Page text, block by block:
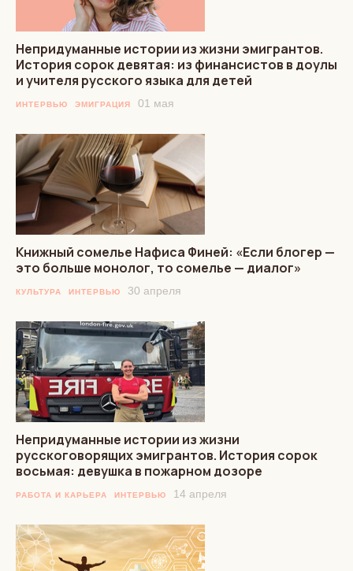
Непридуманные истории из жизни эмигрантов.
История сорок девятая: из финансистов в доулы
и учителя русского языка для детей
ИНТЕРВЬЮ ЭМИГРАЦИЯ 01 мая
Книжный сомелье Нафиcа Финей: «Если блогер —
это больше монолог, то сомелье — диалог»
КУЛЬТУРА ИНТЕРВЬЮ 30 апреля
Непридуманные истории из жизни
русскоговорящих эмигрантов. История сорок
восьмая: девушка в пожарном дозоре
РАБОТА И КАРЬЕРА ИНТЕРВЬЮ 14 апреля